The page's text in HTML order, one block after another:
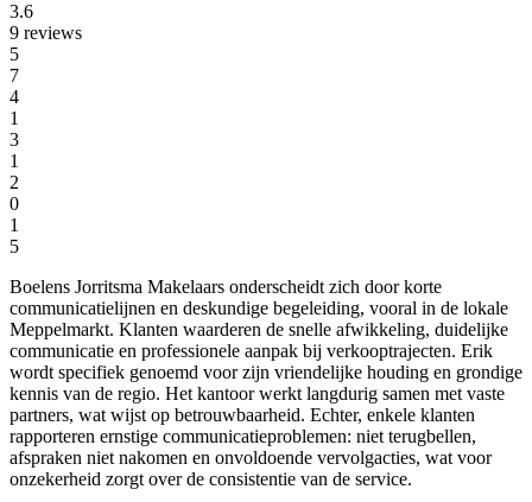
3.6
9 reviews
5
7
4
1
3
1
2
0
1
5
Boelens Jorritsma Makelaars onderscheidt zich door korte
communicatielijnen en deskundige begeleiding, vooral in de lokale
Meppelmarkt. Klanten waarderen de snelle afwikkeling, duidelijke
communicatie en professionele aanpak bij verkooptrajecten. Erik
wordt specifiek genoemd voor zijn vriendelijke houding en grondige
kennis van de regio. Het kantoor werkt langdurig samen met vaste
partners, wat wijst op betrouwbaarheid. Echter, enkele klanten
rapporteren ernstige communicatieproblemen: niet terugbellen,
afspraken niet nakomen en onvoldoende vervolgacties, wat voor
onzekerheid zorgt over de consistentie van de service.